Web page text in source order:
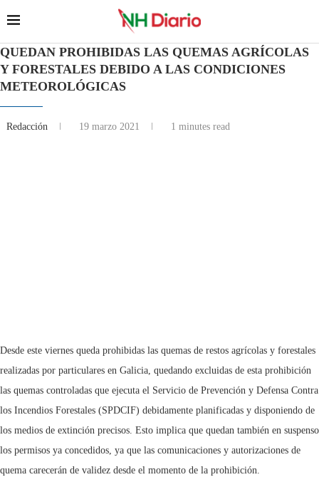
QUEDAN PROHIBIDAS LAS QUEMAS AGRÍCOLAS
Y FORESTALES DEBIDO A LAS CONDICIONES
METEOROLÓGICAS
Redacción 19 marzo 2021 1 minutes read
Desde este viernes queda prohibidas las quemas de restos agrícolas y forestales
realizadas por particulares en Galicia, quedando excluidas de esta prohibición
las quemas controladas que ejecuta el Servicio de Prevención y Defensa Contra
los Incendios Forestales (SPDCIF) debidamente planificadas y disponiendo de
los medios de extinción precisos. Esto implica que quedan también en suspenso
los permisos ya concedidos, ya que las comunicaciones y autorizaciones de
quema carecerán de validez desde el momento de la prohibición.